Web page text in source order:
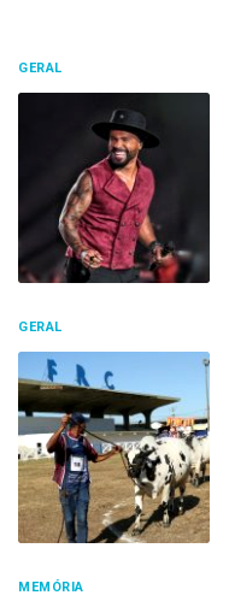
GERAL
GERAL
MEMÓRIA